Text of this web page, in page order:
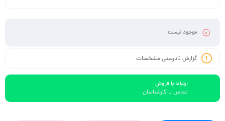
موجود نیست
گزارش نادرستی مشخصات
ارتباط با فروش
تماس با کارشناسان